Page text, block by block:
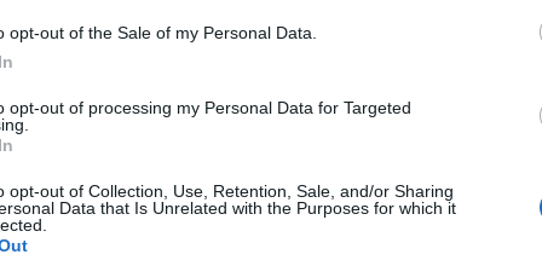
opt-out of the Sale of my Personal Data.
opt-out of processing my Personal Data for Targeted
opt-out of Collection, Use, Retention, Sale, and/or Sharing
Data that Is Unrelated with the Purposes for which it
κορυφαία ονόματα του αγωνίσματος.
Γκαραγκάνης, Βασίλης
Ιωάννης Νυφαντόπουλος, Θοδωρής
Βοσκόπουλος και Παναγιώτης
στόχο επιδόσεις που θα τους φέρουν
της θερινής περιόδου.
του ΦέρντιναντΟμανιάλα. Ο
9.77 στα 100 μ. είναι ένας από τους